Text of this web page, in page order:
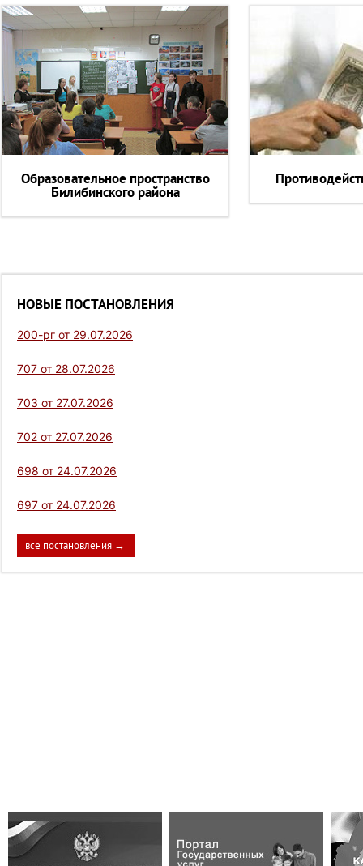
Образовательное пространство
Билибинского района
НОВЫЕ ПОСТАНОВЛЕНИЯ
200-рг от 29.07.2026
707 от 28.07.2026
703 от 27.07.2026
702 от 27.07.2026
698 от 24.07.2026
697 от 24.07.2026
все постановления →